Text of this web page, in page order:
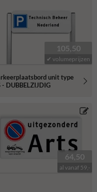
105,50
✔ volumeprijzen
unit type
- DUBBELZIJDIG
64,50
al vanaf 59,-